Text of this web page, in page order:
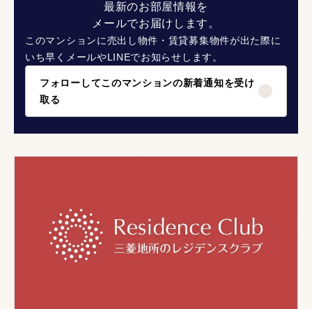
最新のお部屋情報を
メールでお届けします。
このマンションに売出し物件・賃貸募集物件が出た際に
いち早くメールやLINEでお知らせします。
フォローしてこのマンションの新着通知を受け
取る